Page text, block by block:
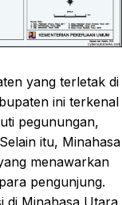
yang terletak di
ini terkenal
pegunungan,
itu, Minahasa
menawarkan
pengunjung.